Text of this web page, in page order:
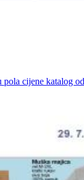
cijene katalog